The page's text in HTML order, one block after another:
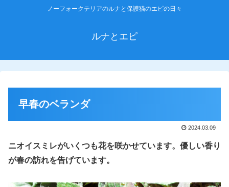
ノーフォークテリアのルナと保護猫のエピの日々
ルナとエピ
早春のベランダ
2024.03.09
ニオイスミレがいくつも花を咲かせています。優しい香り
が春の訪れを告げています。